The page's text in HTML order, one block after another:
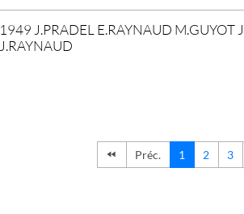
1949 J.PRADEL E.RAYNAUD M.GUYOT
J.RAYNAUD
Préc. 1 2 3